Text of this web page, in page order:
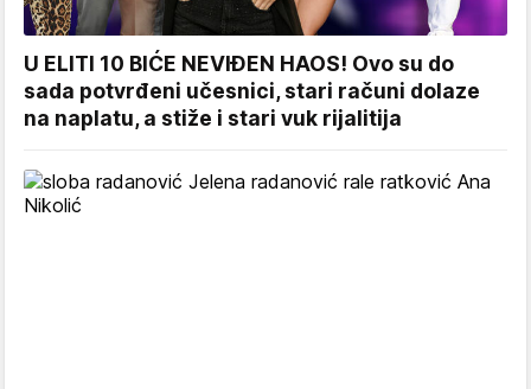
U ELITI 10 BIĆE NEVIĐEN HAOS! Ovo su do
sada potvrđeni učesnici, stari računi dolaze
na naplatu, a stiže i stari vuk rijalitija